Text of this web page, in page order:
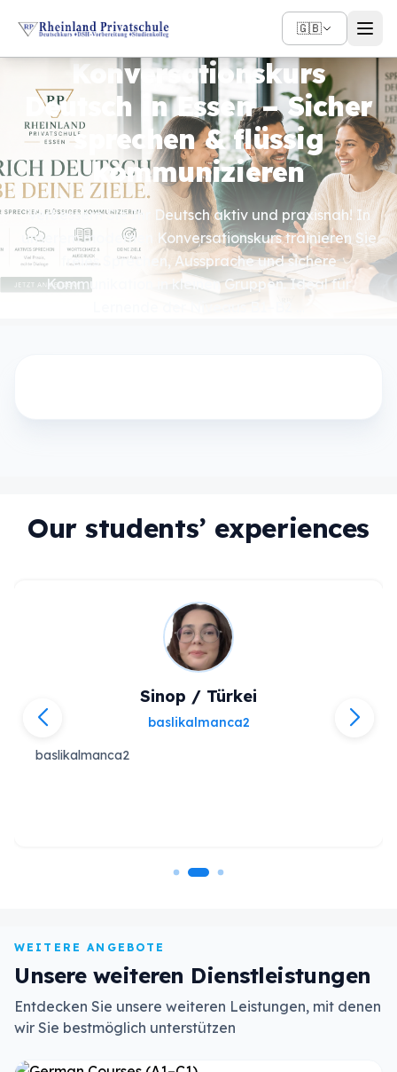
🇬🇧
Konversationskurs
Deutsch in Essen – Sicher
sprechen & flüssig
kommunizieren
Verbessern Sie Ihr Deutsch aktiv und praxisnah! In
unserem modernen Konversationskurs trainieren Sie
freies Sprechen, Aussprache und sichere
Kommunikation in kleinen Gruppen. Ideal für
Our students’ experiences
Sinop / Türkei
baslikalmanca2
baslikalmanca2
WEITERE ANGEBOTE
Unsere weiteren Dienstleistungen
Entdecken Sie unsere weiteren Leistungen, mit denen
wir Sie bestmöglich unterstützen